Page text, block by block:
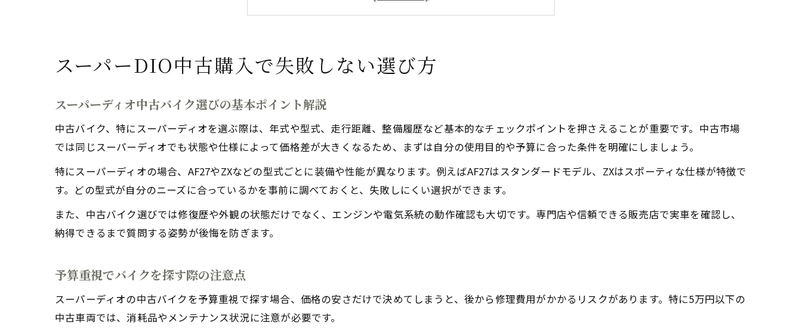
バイク購入時に押さえたい現車確認のコツ
型式ごとに違うスーパーDIOバイクの特徴
スーパーディオAF27とZXの違いを徹底比較
型式別バイクの特徴と選び方のポイント
中古バイク選びで注目すべき型式の特徴
実働重視ならバイクの状態確認が必須
スーパーディオ実働車体の見極めポイント
バイクを安く手に入れる購入時のコツ
スーパーディオ中古バイクを安く買う秘訣
スーパーDIO中古購入で失敗しない選び方
スーパーディオ中古バイク選びの基本ポイント解説
中古バイク、特にスーパーディオを選ぶ際は、年式や型式、走行距離、整備履歴など基本的なチェックポイントを押さえることが重要です。中古市場
では同じスーパーディオでも状態や仕様によって価格差が大きくなるため、まずは自分の使用目的や予算に合った条件を明確にしましょう。
特にスーパーディオの場合、AF27やZXなどの型式ごとに装備や性能が異なります。例えばAF27はスタンダードモデル、ZXはスポーティな仕様が特徴で
す。どの型式が自分のニーズに合っているかを事前に調べておくと、失敗しにくい選択ができます。
また、中古バイク選びでは修復歴や外観の状態だけでなく、エンジンや電気系統の動作確認も大切です。専門店や信頼できる販売店で実車を確認し、
納得できるまで質問する姿勢が後悔を防ぎます。
予算重視でバイクを探す際の注意点
スーパーディオの中古バイクを予算重視で探す場合、価格の安さだけで決めてしまうと、後から修理費用がかかるリスクがあります。特に5万円以下の
中古車両では、消耗品やメンテナンス状況に注意が必要です。